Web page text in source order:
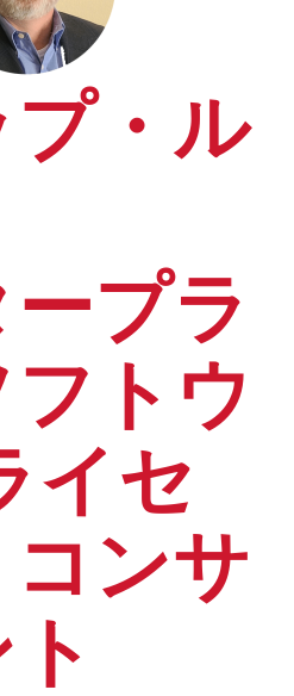
プ・ル
プラ
トウ
イセ
ンサ